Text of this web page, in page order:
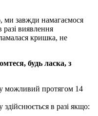
ми завжди намагаємося
виявлення
кришка, не
будь ласка, з
можливий протягом 14
в разі якщо: